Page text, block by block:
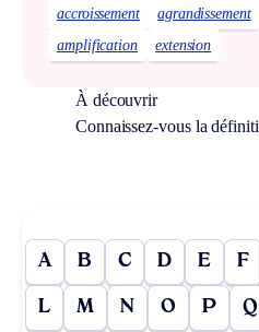
accroissement agrandissement
amplification
extension
À découvrir
Connaissez-vous la
A B C D E F
L M N O P Q